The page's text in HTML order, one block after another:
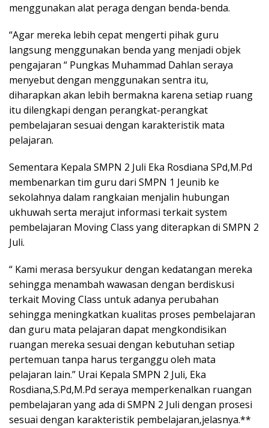
menggunakan alat peraga dengan benda-benda.
“Agar mereka lebih cepat mengerti pihak guru
langsung menggunakan benda yang menjadi objek
pengajaran “ Pungkas Muhammad Dahlan seraya
menyebut dengan menggunakan sentra itu,
diharapkan akan lebih bermakna karena setiap ruang
itu dilengkapi dengan perangkat-perangkat
pembelajaran sesuai dengan karakteristik mata
pelajaran.
Sementara Kepala SMPN 2 Juli Eka Rosdiana SPd,M.Pd
membenarkan tim guru dari SMPN 1 Jeunib ke
sekolahnya dalam rangkaian menjalin hubungan
ukhuwah serta merajut informasi terkait system
pembelajaran Moving Class yang diterapkan di SMPN 2
Juli.
“ Kami merasa bersyukur dengan kedatangan mereka
sehingga menambah wawasan dengan berdiskusi
terkait Moving Class untuk adanya perubahan
sehingga meningkatkan kualitas proses pembelajaran
dan guru mata pelajaran dapat mengkondisikan
ruangan mereka sesuai dengan kebutuhan setiap
pertemuan tanpa harus terganggu oleh mata
pelajaran lain.” Urai Kepala SMPN 2 Juli, Eka
Rosdiana,S.Pd,M.Pd seraya memperkenalkan ruangan
pembelajaran yang ada di SMPN 2 Juli dengan prosesi
sesuai dengan karakteristik pembelajaran,jelasnya.**